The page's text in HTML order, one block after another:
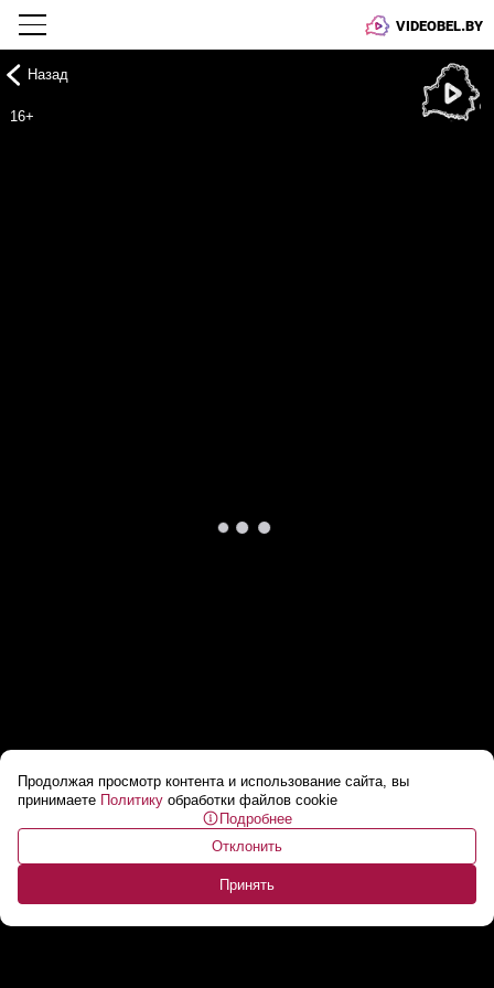
VIDEOBEL.BY
Продолжая просмотр контента и использование сайта, вы
принимаете Политику обработки файлов cookie
Подробнее
Отклонить
Принять
Назад
16+
Лукашенко на ММЗ: Заставили женщину
болты крутить! // Президент на заводе в